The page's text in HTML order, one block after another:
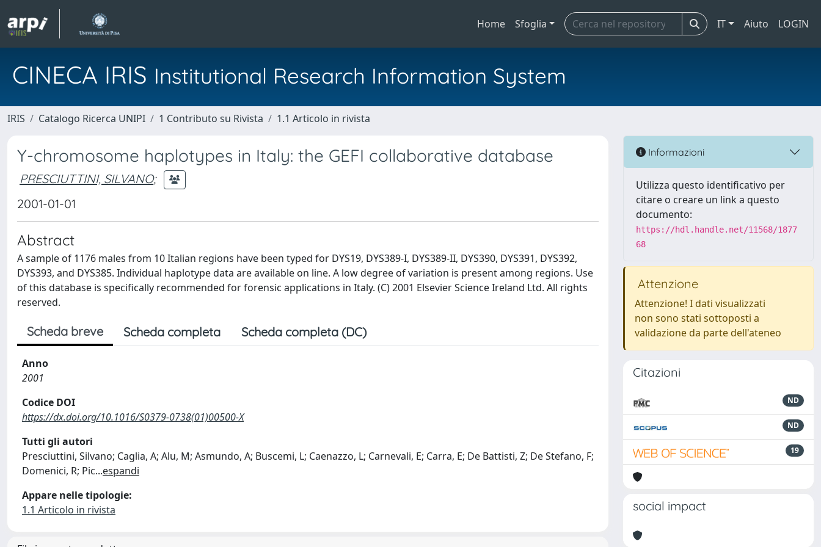
Home Sfoglia IT Aiuto LOGIN
CINECA IRIS Institutional Research Information System
IRIS Catalogo Ricerca UNIPI 1 Contributo su Rivista 1.1 Articolo in rivista
Y-chromosome haplotypes in Italy: the GEFI collaborative database
PRESCIUTTINI, SILVANO;
2001-01-01
Abstract
A sample of 1176 males from 10 Italian regions have been typed for DYS19, DYS389-I, DYS389-II, DYS390, DYS391, DYS392,
DYS393, and DYS385. Individual haplotype data are available on line. A low degree of variation is present among regions. Use
of this database is specifically recommended for forensic applications in Italy. (C) 2001 Elsevier Science Ireland Ltd. All rights
reserved.
Scheda breve Scheda completa Scheda completa (DC)
Anno
2001
Codice DOI
https://dx.doi.org/10.1016/S0379-0738(01)00500-X
Tutti gli autori
Presciuttini, Silvano; Caglia, A; Alu, M; Asmundo, A; Buscemi, L; Caenazzo, L; Carnevali, E; Carra, E; De Battisti, Z; De Stefano, F;
Domenici, R; Pic...espandi
Appare nelle tipologie:
1.1 Articolo in rivista
Informazioni
Utilizza questo identificativo per
citare o creare un link a questo
documento:
https://hdl.handle.net/11568/1877
68
Attenzione
Attenzione! I dati visualizzati
non sono stati sottoposti a
validazione da parte dell'ateneo
Citazioni
ND
ND
19
social impact